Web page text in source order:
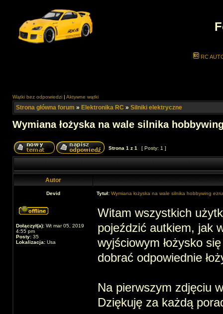
RC
Wątki bez odpowiedzi | Aktywne wątki
Strona główna forum » Elektronika RC » Silniki elektryczne
Wymiana łożyska na wale silnika
Strona 1 z 1 [ Posty: 1 ]
Autor
Devid Tytuł: Wymiana łożyska na wale silnika hobbywing
Dołączył(a): Wt mar 05, 2019
4:55 pm
Posty: 35
Lokalizacja: Usa
Witam wszystkich
pojeździć autkiem, jak
wyjściowym łożysko
dobrać odpowiednie
Na pierwszym zdjęciu
Dziękuję za każdą